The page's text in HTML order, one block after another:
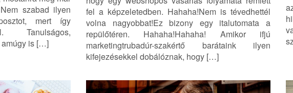
szabad ilyen
mert így
Tanulságos,
amúgy is […]
fel a képzeletedben. Hahaha!Nem is tévedhettél
volna nagyobbat!Ez bizony egy italutomata a
repülőtéren. Hahaha!Hahaha! Amikor ifjú
marketingtrubadúr-szakértő barátaink ilyen
kifejezésekkel dobálóznak, hogy […]